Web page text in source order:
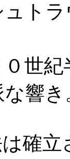
ュト
世
響き
確